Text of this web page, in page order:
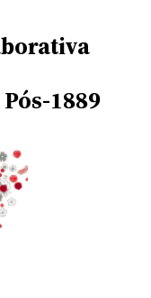
1889